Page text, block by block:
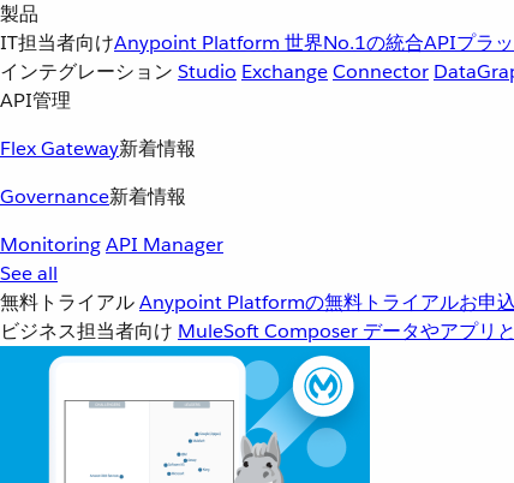
製品
IT担当者向けAnypoint Platform 世界No.1の統合APIプラ
インテグレーション Studio ExchangeConnector
API管理
Flex Gateway新着情報
Governance新着情報
MonitoringAPI Manager
See all
無料トライアルAnypoint Platformの無料トライアルお申
ビジネス担当者向け MuleSoft Composer データやアプリ